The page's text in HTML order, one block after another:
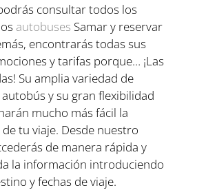
consultar todos los
autobuses Samar y reservar
encontrarás todas sus
y tarifas porque… ¡Las
Su amplia variedad de
y su gran flexibilidad
mucho más fácil la
tu viaje. Desde nuestro
de manera rápida y
la información introduciendo
y fechas de viaje.